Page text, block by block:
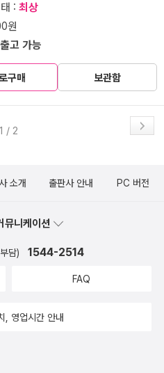
: 최상
원
고 가능
구매 보관함
1 / 2
소개 출판사 안내 PC 버전
뮤니케이션
담) 1544-2514
FAQ
, 영업시간 안내